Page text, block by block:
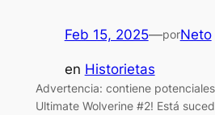
Feb 15, 2025—porNeto
en Historietas
Advertencia: contiene
Ultimate Wolverine #2! Está